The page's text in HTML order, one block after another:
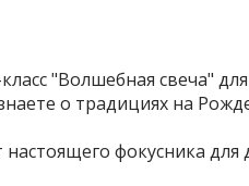
"Волшебная свеча"
о традициях на
фокусника для